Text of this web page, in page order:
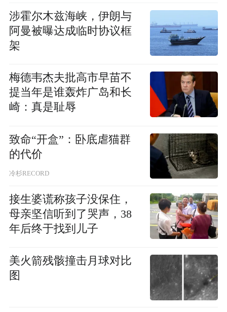
涉霍尔木兹海峡，伊朗与
阿曼被曝达成临时协议框
架
梅德韦杰夫批高市早苗不
提当年是谁轰炸广岛和长
崎：真是耻辱
致命“开盒”：卧底虐猫群
的代价
冷杉RECORD
接生婆谎称孩子没保住，
母亲坚信听到了哭声，38
年后终于找到儿子
美火箭残骸撞击月球对比
图